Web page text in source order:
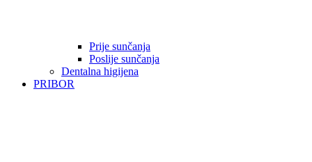
Prije sunčanja
Poslije sunčanja
Dentalna higijena
PRIBOR